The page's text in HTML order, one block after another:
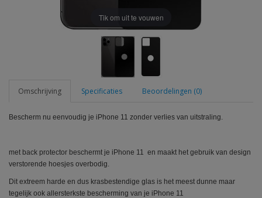
Tik om uit te vouwen
Omschrijving Specificaties Beoordelingen (0)
Bescherm nu eenvoudig je iPhone 11 zonder verlies van uitstraling.
met back protector beschermt je iPhone 11 en maakt het gebruik van design
verstorende hoesjes overbodig.
Dit extreem harde en dus krasbestendige glas is het meest dunne maar
tegelijk ook allersterkste bescherming van je iPhone 11